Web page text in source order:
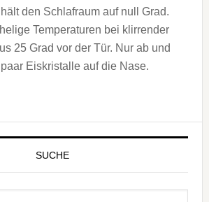
den Schlafraum auf null Grad.
Temperaturen bei klirrender
25 Grad vor der Tür. Nur ab und
Eiskristalle auf die Nase.
SUCHE